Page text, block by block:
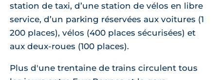
station de taxi, d’une station de vélos en libre
service, d’un parking réservées aux voitures (1
200 places), vélos (400 places sécurisées) et
aux deux-roues (100 places).
Plus d'une trentaine de trains circulent tous